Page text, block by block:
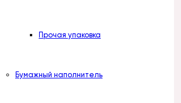
Прочая упаковка
Бумажный наполнитель
в корзину